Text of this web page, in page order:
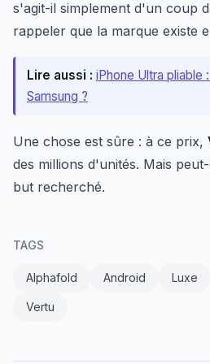
s'agit-il simplement d'un coup
rappeler que la marque existe
Lire aussi : iPhone Ultra pliable
Samsung ?
Une chose est sûre : à ce prix,
des millions d'unités. Mais
but recherché.
TAGS
Alphafold Android Luxe
Vertu